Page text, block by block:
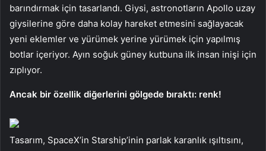
barındırmak için tasarlandı. Giysi, astronotların Apollo uzay
giysilerine göre daha kolay hareket etmesini sağlayacak
yeni eklemler ve yürümek yerine yürümek için yapılmış
botlar içeriyor. Ayın soğuk güney kutbuna ilk insan inişi için
zıplıyor.
Ancak bir özellik diğerlerini gölgede bıraktı: renk!
Tasarım, SpaceX’in Starship’inin parlak karanlık ışıltısını,